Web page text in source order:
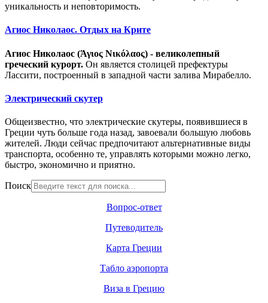
уникальность и неповторимость.
Агиос Николаос. Отдых на Крите
Агиос Николаос (Άγιος Νικόλαος) - великолепный
греческий курорт. Он является столицей префектуры
Лассити, построенный в западной части залива Мирабелло.
Электрический скутер
Общеизвестно, что электрические скутеры, появившиеся в
Греции чуть больше года назад, завоевали большую любовь
жителей. Люди сейчас предпочитают альтернативные виды
транспорта, особенно те, управлять которыми можно легко,
быстро, экономично и приятно.
Поиск
Вопрос-ответ
Путеводитель
Карта Греции
Табло аэропорта
Виза в Грецию